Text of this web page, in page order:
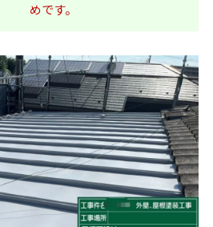
めです。